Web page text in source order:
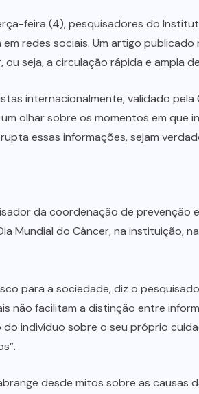
feira (4), pesquisadores do
redes sociais. Um artigo
seja, a circulação rápida e ampla
internacionalmente, validado
olhar sobre os momentos em que
essas informações, sejam
para a sociedade, diz o
não facilitam a distinção entre
indivíduo sobre o seu próprio
desde mitos sobre as causas